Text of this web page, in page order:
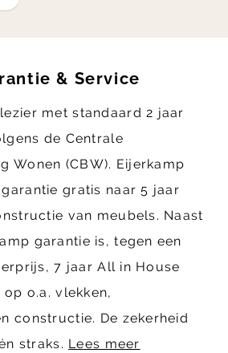
& Service
met standaard 2 jaar
de Centrale
Wonen (CBW). Eijerkamp
gratis naar 5 jaar
van meubels. Naast
garantie is, tegen een
7 jaar All in House
o.a. vlekken,
constructie. De zekerheid
straks. Lees meer